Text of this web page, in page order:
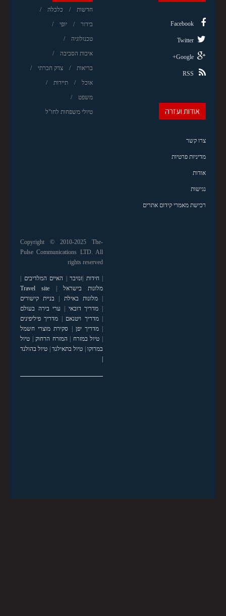
חדשות כלכלה
בידור יופי
טכנולוגיה
איכות הסביבה
בריאות צדק חברתי
אוכל תיירות
משפט
טיולי משפחות לחו"ל
Facebook
Twitter
Google+
RSS
אודות ועזרה
צרו קשר
מדיניות פרטיות
אודות
נגישות
רכישת מאמרי קידום אתרים
Copyright © 2010-2025 The-
Pulse Communications LTD. All
rights reserved
|חידות זנזיבר האיים המלדיבים
מלונות בישראל
Travel site
|מלונות באילת
בניית קישורים
מדריך דובאי
ערי בירה בעולם
|מדריך ויטנאם
מדריך פיליפינים
|מדריך יפן
סקירת מוצרי חשמל
טיול במזרח המזרח הרחוק| טיול
במרוקו| טיול בתאילנד| טיול בהולנד